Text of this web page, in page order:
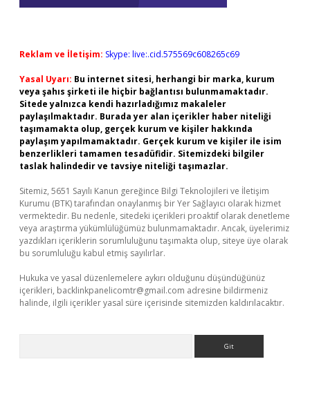
Reklam ve İletişim: Skype: live:.cid.575569c608265c69
Yasal Uyarı: Bu internet sitesi, herhangi bir marka, kurum
veya şahıs şirketi ile hiçbir bağlantısı bulunmamaktadır.
Sitede yalnızca kendi hazırladığımız makaleler
paylaşılmaktadır. Burada yer alan içerikler haber niteliği
taşımamakta olup, gerçek kurum ve kişiler hakkında
paylaşım yapılmamaktadır. Gerçek kurum ve kişiler ile isim
benzerlikleri tamamen tesadüfidir. Sitemizdeki bilgiler
taslak halindedir ve tavsiye niteliği taşımazlar.
Sitemiz, 5651 Sayılı Kanun gereğince Bilgi Teknolojileri ve İletişim
Kurumu (BTK) tarafından onaylanmış bir Yer Sağlayıcı olarak hizmet
vermektedir. Bu nedenle, sitedeki içerikleri proaktif olarak denetleme
veya araştırma yükümlülüğümüz bulunmamaktadır. Ancak, üyelerimiz
yazdıkları içeriklerin sorumluluğunu taşımakta olup, siteye üye olarak
bu sorumluluğu kabul etmiş sayılırlar.
Hukuka ve yasal düzenlemelere aykırı olduğunu düşündüğünüz
içerikleri, backlinkpanelicomtr@gmail.com adresine bildirmeniz
halinde, ilgili içerikler yasal süre içerisinde sitemizden kaldırılacaktır.